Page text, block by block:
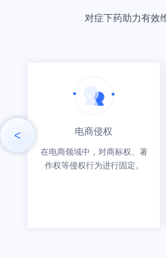
对症下药助力有效
< 电商侵权
在电商领域中，对商标权、著
作权等侵权行为进行固定。